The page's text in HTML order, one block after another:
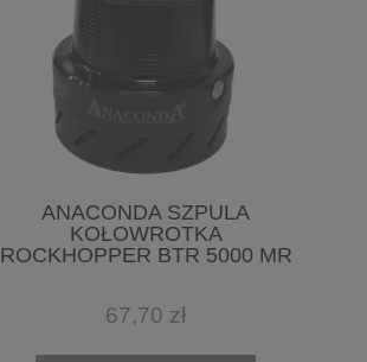
ANACONDA SZPULA
KOŁOWROTKA
ROCKHOPPER BTR 5000 MR
67,70 zł